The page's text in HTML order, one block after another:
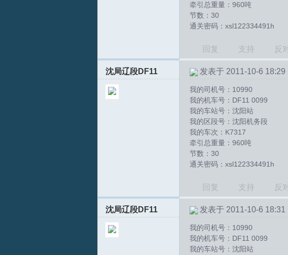
牵引总重量：960吨
节数：30
通关密码：xsl122334491h
回复 支持 反
沈局辽段DF11 发表于 2011-10-6 18:29
我的司机号：10990
我的机车号：DF11 0099
我的车站号：沈阳站
我的区段号：沈阳机务段
我的车次：K7317
牵引总重量：960吨
节数：30
通关密码：xsl122334491h
回复 支持 反
沈局辽段DF11 发表于 2011-10-6 18:31
我的司机号：10990
我的机车号：DF11 0099
我的车站号：沈阳站